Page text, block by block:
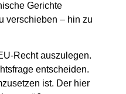
Gerichte
verschieben – hin zu
Recht auszulegen.
entscheiden.
ist. Der hier